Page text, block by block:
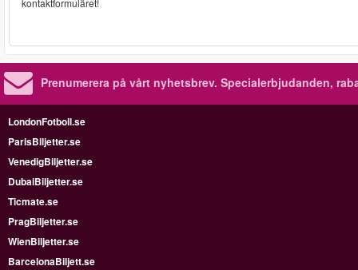
kontaktformuläret!
Prenumerera på vårt nyhetsbrev. Specialerbjudanden,
LondonFotboll.se
ParisBiljetter.se
VenedigBiljetter.se
DubaiBiljetter.se
Ticmate.se
PragBiljetter.se
WienBiljetter.se
BarcelonaBiljett.se